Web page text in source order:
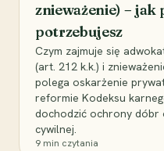
znieważenie) – jak
potrzebujesz
Czym zajmuje się
(art. 212 k.k.) i
polega oskarżenie
reformie Kodeksu
dochodzić ochrony dóbr
cywilnej.
9 min czytania